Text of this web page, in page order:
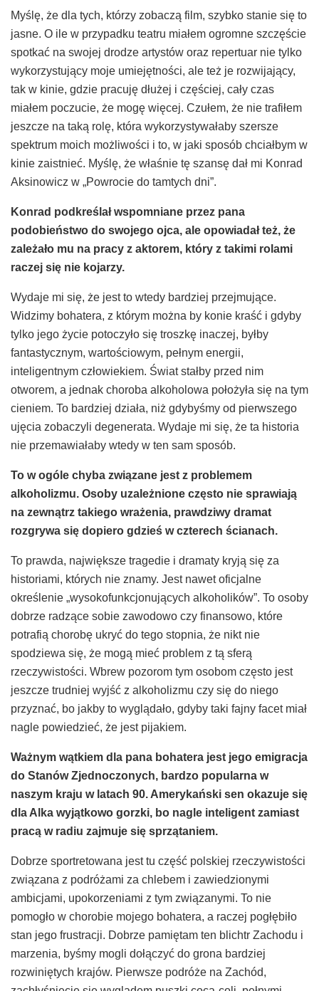
Myślę, że dla tych, którzy zobaczą film, szybko stanie się to
jasne. O ile w przypadku teatru miałem ogromne szczęście
spotkać na swojej drodze artystów oraz repertuar nie tylko
wykorzystujący moje umiejętności, ale też je rozwijający,
tak w kinie, gdzie pracuję dłużej i częściej, cały czas
miałem poczucie, że mogę więcej. Czułem, że nie trafiłem
jeszcze na taką rolę, która wykorzystywałaby szersze
spektrum moich możliwości i to, w jaki sposób chciałbym w
kinie zaistnieć. Myślę, że właśnie tę szansę dał mi Konrad
Aksinowicz w „Powrocie do tamtych dni”.
Konrad podkreślał wspomniane przez pana
podobieństwo do swojego ojca, ale opowiadał też, że
zależało mu na pracy z aktorem, który z takimi rolami
raczej się nie kojarzy.
Wydaje mi się, że jest to wtedy bardziej przejmujące.
Widzimy bohatera, z którym można by konie kraść i gdyby
tylko jego życie potoczyło się troszkę inaczej, byłby
fantastycznym, wartościowym, pełnym energii,
inteligentnym człowiekiem. Świat stałby przed nim
otworem, a jednak choroba alkoholowa położyła się na tym
cieniem. To bardziej działa, niż gdybyśmy od pierwszego
ujęcia zobaczyli degenerata. Wydaje mi się, że ta historia
nie przemawiałaby wtedy w ten sam sposób.
To w ogó le chyba związane jest z problemem
alkoholizmu. Osoby uzależnione często nie sprawiają
na zewnątrz takiego wrażenia, prawdziwy dramat
rozgrywa się dopiero gdzieś w czterech ścianach.
To prawda, największe tragedie i dramaty kryją się za
historiami, których nie znamy. Jest nawet oficjalne
określenie „wysokofunkcjonujących alkoholików”. To osoby
dobrze radzące sobie zawodowo czy finansowo, które
potrafią chorobę ukryć do tego stopnia, że nikt nie
spodziewa się, że mogą mieć problem z tą sferą
rzeczywistości. Wbrew pozorom tym osobom często jest
jeszcze trudniej wyjść z alkoholizmu czy się do niego
przyznać, bo jakby to wyglądało, gdyby taki fajny facet miał
nagle powiedzieć, że jest pijakiem.
Ważnym wątkiem dla pana bohatera jest jego emigracja
do Stanów Zjednoczonych, bardzo popularna w
naszym kraju w latach 90. Amerykański sen okazuje się
dla Alka wyjątkowo gorzki, bo nagle inteligent zamiast
pracą w radiu zajmuje się sprzątaniem.
Dobrze sportretowana jest tu część polskiej rzeczywistości
związana z podróżami za chlebem i zawiedzionymi
ambicjami, upokorzeniami z tym związanymi. To nie
pomogło w chorobie mojego bohatera, a raczej pogłębiło
stan jego frustracji. Dobrze pamiętam ten blichtr Zachodu i
marzenia, byśmy mogli dołączyć do grona bardziej
rozwiniętych krajów. Pierwsze podróże na Zachód,